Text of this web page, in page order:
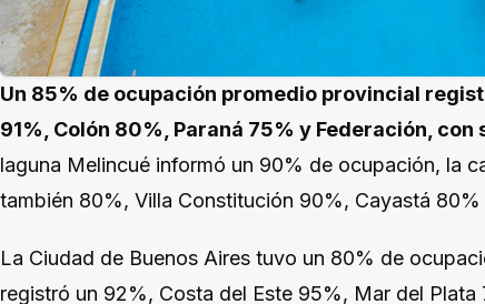
Un 85% de ocupación promedio provincial
91%, Colón 80%, Paraná 75% y Federación, con
laguna Melincué informó un 90% de ocupación, la
también 80%, Villa Constitución 90%, Cayastá
La Ciudad de Buenos Aires tuvo un 80% de
registró un 92%, Costa del Este 95%, Mar del Plata